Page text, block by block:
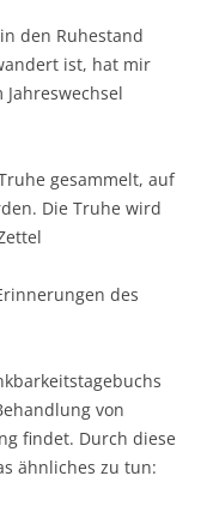
den Ruhestand
ist, hat mir
gesammelt, auf
Die Truhe wird
des
von
findet. Durch diese
ähnliches zu tun: